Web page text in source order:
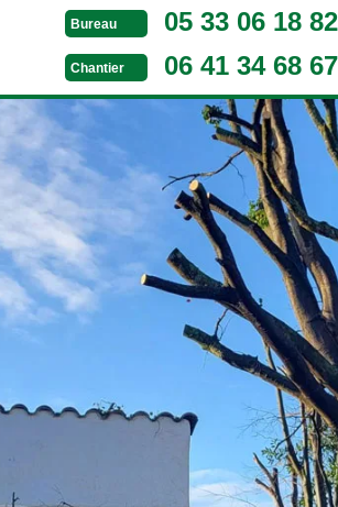
Bureau 05 33 06 18 82
Chantier 06 41 34 68 67